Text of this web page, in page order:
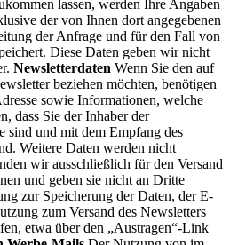
lassen, werden Ihre Angaben
der von Ihnen dort angegebenen
der Anfrage und für den Fall von
Diese Daten geben wir nicht
Newsletterdaten Wenn Sie den auf
beziehen möchten, benötigen
sowie Informationen, welche
dass Sie der Inhaber der
sind und mit dem Empfang des
Weitere Daten werden nicht
wir ausschließlich für den Versand
und geben sie nicht an Dritte
zur Speicherung der Daten, der E-
zum Versand des Newsletters
etwa über den „Austragen“-Link